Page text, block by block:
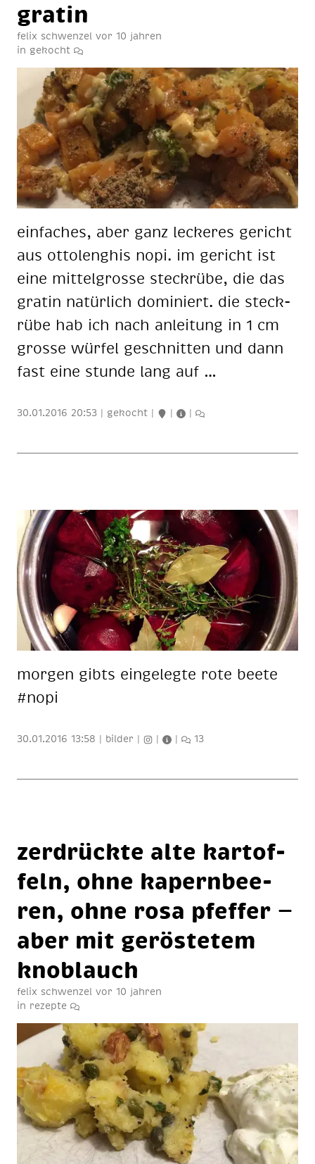
gra­tin
felix schwenzel vor 10 jahren
in gekocht
ein­fa­ches, aber ganz le­cke­res ge­richt
aus ot­to­lenghis nopi. im ge­richt ist
eine mit­tel­gros­se steck­rü­be, die das
gra­tin na­tür­lich do­mi­niert. die steck­
rü­be hab ich nach an­lei­tung in 1 cm
gros­se wür­fel ge­schnit­ten und dann
fast eine stun­de lang auf …
30.01.2016 20:53 | gekocht | | |
mor­gen gibts ein­ge­leg­te rote bee­te
#nopi
30.01.2016 13:58 | bilder | | | 13
zer­drück­te al­te kar­tof­
feln, oh­ne ka­pern­bee­
ren, oh­ne ro­sa pfef­fer —
aber mit ge­rös­te­tem
knob­lauch
felix schwenzel vor 10 jahren
in rezepte